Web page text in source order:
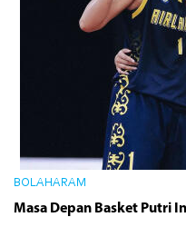
BOLAHARAM
Masa Depan Basket Putri